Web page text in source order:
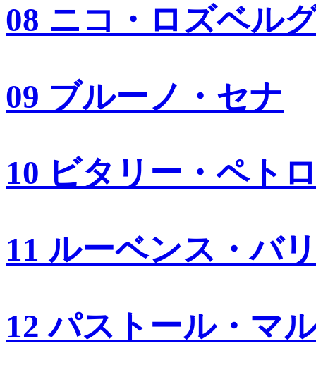
08 ニコ・ロズベル
09 ブルーノ・セナ
10 ビタリー・ペト
11 ルーベンス・バ
12 パストール・マ